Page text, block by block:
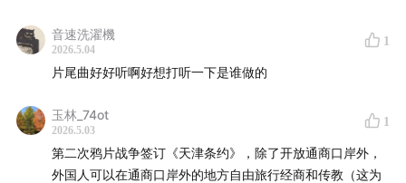
音速洗濯機
2026.5.04
1
片尾曲好好听啊好想打听一下是谁做的
玉林_74ot
2026.5.03
1
第二次鸦片战争签订《天津条约》，除了开放通商口岸外，
外国人可以在通商口岸外的地方自由旅行经商和传教（这为